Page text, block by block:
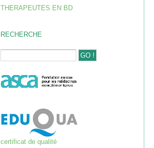
THERAPEUTES EN BD
RECHERCHE
certificat de qualité